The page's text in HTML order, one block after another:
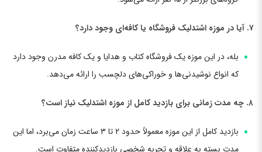
۷. آیا در موزه اشتدلیک فروشگاه یا کافه‌ای وجود دارد؟
بله، در این موزه یک فروشگاه کتاب و هدایا و یک کافه مدرن وجود دارد
که انواع نوشیدنی‌ها و خوراکی‌های دلچسب را ارائه می‌دهد.
۸. چه مدت زمانی برای بازدید کامل از موزه اشتدلیک نیاز است؟
بازدید کامل از این موزه معمولاً حدود ۲ تا ۳ ساعت زمان می‌برد، اما این
مدت بسته به علاقه و تجربه شخصی بازدیدکننده متفاوت است.